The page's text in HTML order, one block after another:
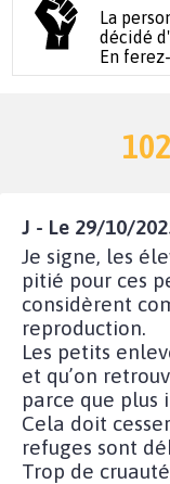
La
décidé
En
102
J - Le 29/10/
Je signe, les
pitié pour ces
considèrent
reproduction.
Les petits
et qu’on
parce que plus
Cela doit
refuges sont
Trop de